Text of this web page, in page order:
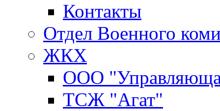
Контакты
Отдел Военного
ЖКХ
ООО
ТСЖ "Агат"